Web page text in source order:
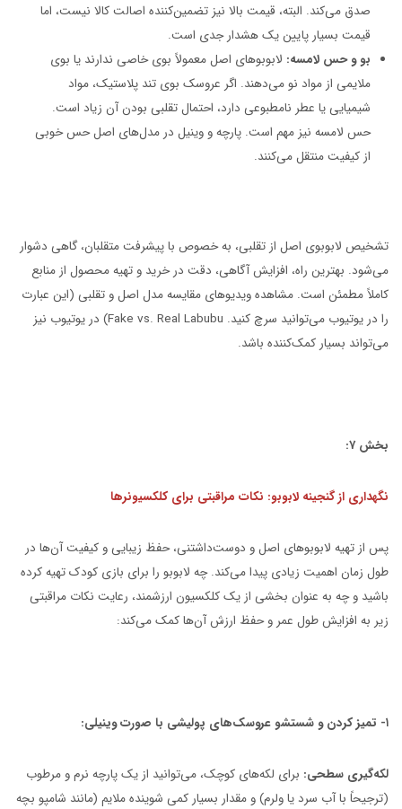
صدق می‌کند. البته، قیمت بالا نیز تضمین‌کننده اصالت کالا نیست، اما
قیمت بسیار پایین یک هشدار جدی است.
بوو حس لامسه: لابوبوهای اصل معمولاً بوی خاصی ندارند یا بوی
ملایمی از مواد نو می‌دهند. اگر عروسک بوی تند پلاستیک، مواد
شیمیایی یا عطر نامطبوعی دارد، احتمال تقلبی بودن آن زیاد است.
حس لامسه نیز مهم است. پارچه و وینیل در مدل‌های اصل حس خوبی
از کیفیت منتقل می‌کنند.
تشخیص لابوبوی اصل از تقلبی، به خصوص با پیشرفت متقلبان، گاهی دشوار
می‌شود. بهترین راه، افزایش آگاهی، دقت در خرید و تهیه محصول از منابع
کاملاً مطمئن است. مشاهده ویدیوهای مقایسه مدل اصل و تقلبی (این عبارت
را در یوتیوب می‌توانید سرچ کنید. Fake vs. Real Labubu) در یوتیوب نیز
می‌تواند بسیار کمک‌کننده باشد.
بخش ۷:
نگهداری از گنجینه لابوبو: نکات مراقبتی برای کلکسیونرها
پس از تهیه لابوبوهای اصل و دوست‌داشتنی، حفظ زیبایی و کیفیت آن‌ها در
طول زمان اهمیت زیادی پیدا می‌کند. چه لابوبو را برای بازی کودک تهیه کرده
باشید و چه به عنوان بخشی از یک کلکسیون ارزشمند، رعایت نکات مراقبتی
زیر به افزایش طول عمر و حفظ ارزش آن‌ها کمک می‌کند:
۱- تمیز کردن و شستشو عروسک‌های پولیشی با صورت وینیلی:
لکه‌گیری سطحی: برای لکه‌های کوچک، می‌توانید از یک پارچه نرم و مرطوب
(ترجیحاً با آب سرد یا ولرم) و مقدار بسیار کمی شوینده ملایم (مانند شامپو بچه